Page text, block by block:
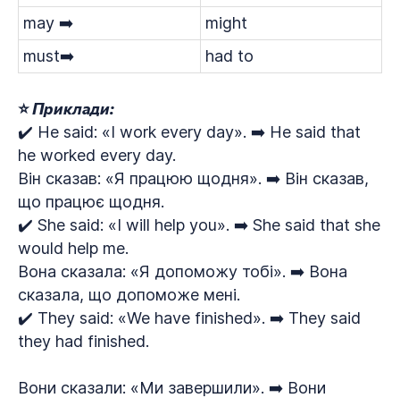
may ➡️
might
must➡️
had to
⭐ Приклади:
✔️ He said: «I work every day». ➡️ He said that
he worked every day.
Він сказав: «Я працюю щодня». ➡️ Він сказав,
що працює щодня.
✔️ She said: «I will help you». ➡️ She said that she
would help me.
Вона сказала: «Я допоможу тобі». ➡️ Вона
сказала, що допоможе мені.
✔️ They said: «We have finished». ➡️ They said
they had finished.
Вони сказали: «Ми завершили». ➡️ Вони